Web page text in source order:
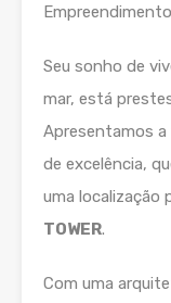
Seu sonho de
mar, está
Apresentamos
de excelência,
uma localização
TOWER.
Com uma